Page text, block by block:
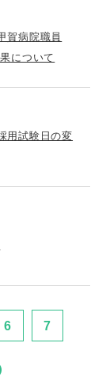
賀病院職員
について
用試験日の変
6 7